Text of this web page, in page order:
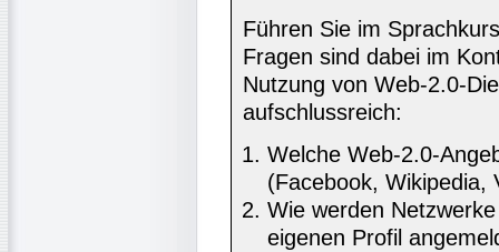
Führen Sie im
Fragen sind dabei im
Nutzung von Web-2.0-
aufschlussreich:
Welche Web-2.0-
(Facebook, Wikipedia,
Wie werden
eigenen Profil